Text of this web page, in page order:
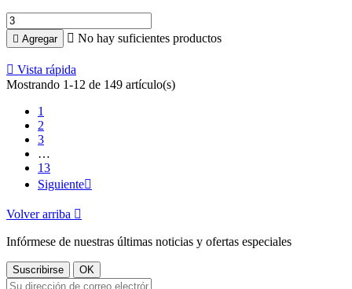
 Agregar  No hay suficientes productos
 Vista rápida
Mostrando 1-12 de 149 artículo(s)
1
2
3
…
13
Siguiente
Volver arriba 
Infórmese de nuestras últimas noticias y ofertas especiales